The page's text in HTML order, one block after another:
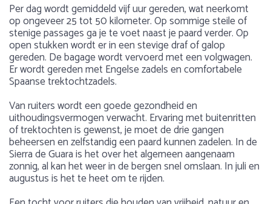
Per dag wordt gemiddeld vijf uur gereden, wat neerkomt
op ongeveer 25 tot 50 kilometer. Op sommige steile of
stenige passages ga je te voet naast je paard verder. Op
open stukken wordt er in een stevige draf of galop
gereden. De bagage wordt vervoerd met een volgwagen.
Er wordt gereden met Engelse zadels en comfortabele
Spaanse trektochtzadels.
Van ruiters wordt een goede gezondheid en
uithoudingsvermogen verwacht. Ervaring met buitenritten
of trektochten is gewenst, je moet de drie gangen
beheersen en zelfstandig een paard kunnen zadelen. In de
Sierra de Guara is het over het algemeen aangenaam
zonnig, al kan het weer in de bergen snel omslaan. In juli en
augustus is het te heet om te rijden.